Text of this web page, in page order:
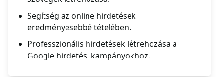
Segítség az online hirdetések
eredményesebbé tételében.
Professzionális hirdetések létrehozása a
Google hirdetési kampányokhoz.